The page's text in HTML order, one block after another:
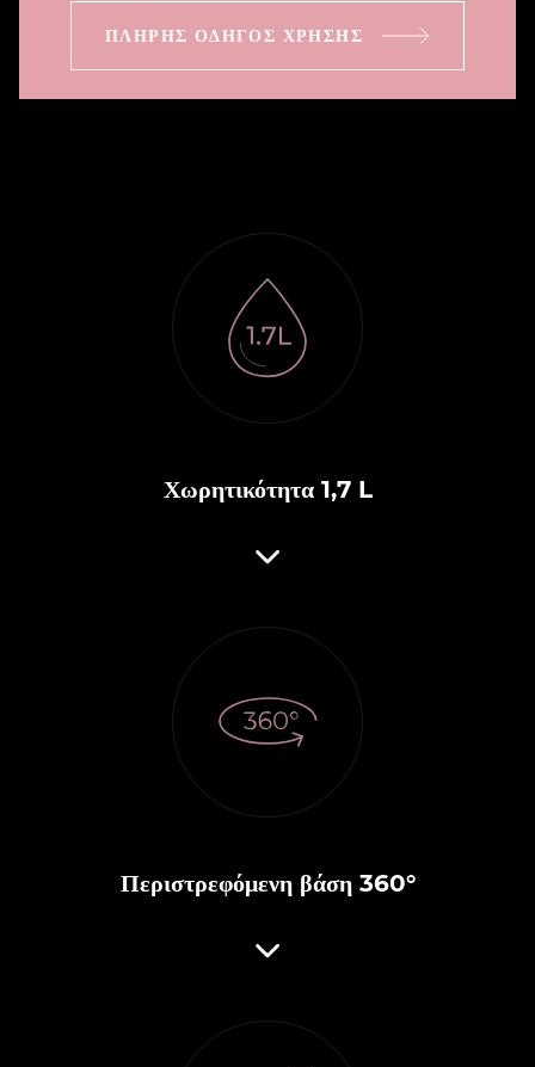
ΠΛΉΡΗΣ ΟΔΗΓΌΣ ΧΡΉΣΗΣ
Χωρητικότητα 1,7 L
Περιστρεφόμενη βάση 360°